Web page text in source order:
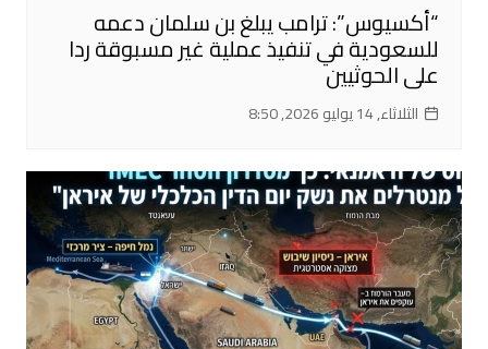
“أكسيوس”: ترامب يبلغ بن سلمان دعمه
للسعودية في تنفيذ عملية غير مسبوقة ردا
على الحوثيين
الثلاثاء, 14 يوليو 2026, 8:50